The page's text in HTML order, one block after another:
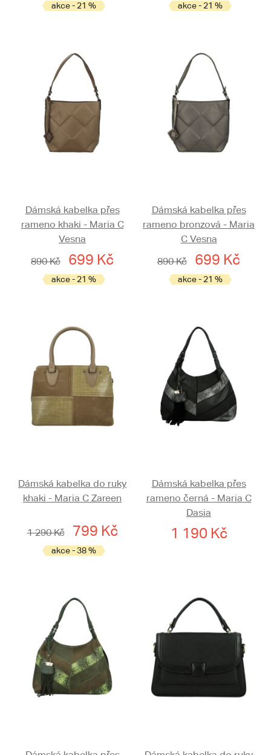
akce - 21 % akce - 21 %
Dámská kabelka přes
rameno khaki - Maria C
Vesna
890 Kč
699 Kč
akce - 21 %
Dámská kabelka přes
rameno bronzová - Maria
C Vesna
890 Kč
699 Kč
akce - 21 %
Dámská kabelka do ruky
khaki - Maria C Zareen
1 290 Kč 799 Kč
akce - 38 %
Dámská kabelka přes
rameno černá - Maria C
Dasia
1 190 Kč